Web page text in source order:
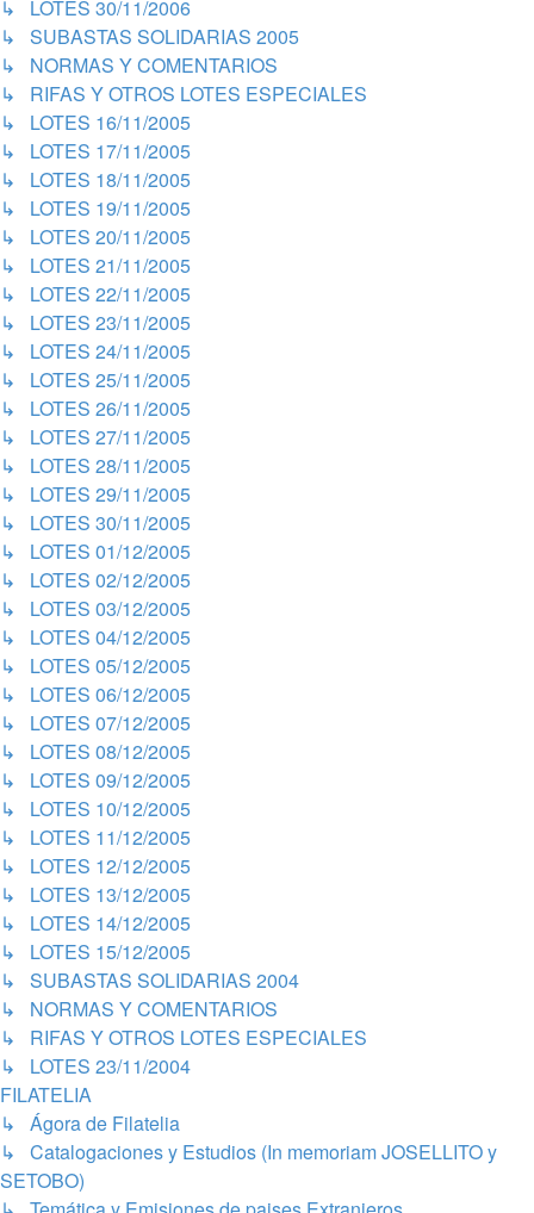
↳ LOTES 30/11/2006
↳ SUBASTAS SOLIDARIAS 2005
↳ NORMAS Y COMENTARIOS
↳ RIFAS Y OTROS LOTES ESPECIALES
↳ LOTES 16/11/2005
↳ LOTES 17/11/2005
↳ LOTES 18/11/2005
↳ LOTES 19/11/2005
↳ LOTES 20/11/2005
↳ LOTES 21/11/2005
↳ LOTES 22/11/2005
↳ LOTES 23/11/2005
↳ LOTES 24/11/2005
↳ LOTES 25/11/2005
↳ LOTES 26/11/2005
↳ LOTES 27/11/2005
↳ LOTES 28/11/2005
↳ LOTES 29/11/2005
↳ LOTES 30/11/2005
↳ LOTES 01/12/2005
↳ LOTES 02/12/2005
↳ LOTES 03/12/2005
↳ LOTES 04/12/2005
↳ LOTES 05/12/2005
↳ LOTES 06/12/2005
↳ LOTES 07/12/2005
↳ LOTES 08/12/2005
↳ LOTES 09/12/2005
↳ LOTES 10/12/2005
↳ LOTES 11/12/2005
↳ LOTES 12/12/2005
↳ LOTES 13/12/2005
↳ LOTES 14/12/2005
↳ LOTES 15/12/2005
↳ SUBASTAS SOLIDARIAS 2004
↳ NORMAS Y COMENTARIOS
↳ RIFAS Y OTROS LOTES ESPECIALES
↳ LOTES 23/11/2004
FILATELIA
↳ Ágora de Filatelia
↳ Catalogaciones y Estudios (In memoriam JOSELLITO y
SETOBO)